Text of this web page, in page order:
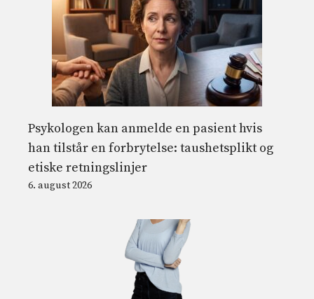
Psykologen kan anmelde en pasient hvis
han tilstår en forbrytelse: taushetsplikt og
etiske retningslinjer
6. august 2026